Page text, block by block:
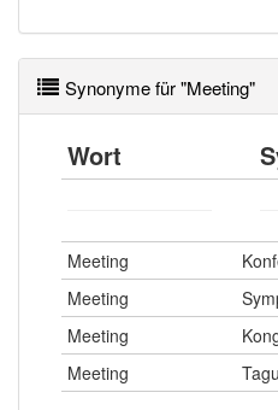
Synonyme für "Meeting"
Wort
Meeting
Meeting
Meeting
Meeting